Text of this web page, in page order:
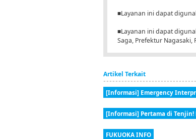
■Layanan ini dapat
■Layanan ini dapat
Saga, Prefektur
Artikel Terkait
[Informasi] Emergency
[Informasi] Pertama di
FUKUOKA INFO